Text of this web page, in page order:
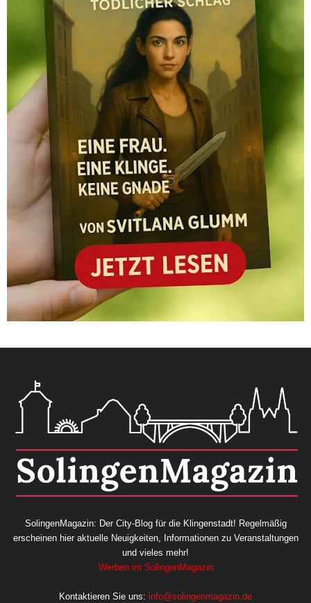
SolingenMagazin: Der City-Blog für die Klingenstadt! Regelmäßig
erscheinen hier aktuelle Neuigkeiten, Informationen zu Veranstaltungen
und vieles mehr!
Werben im SolingenMagazin
Kontaktieren Sie uns: info@solingenmagazin.de